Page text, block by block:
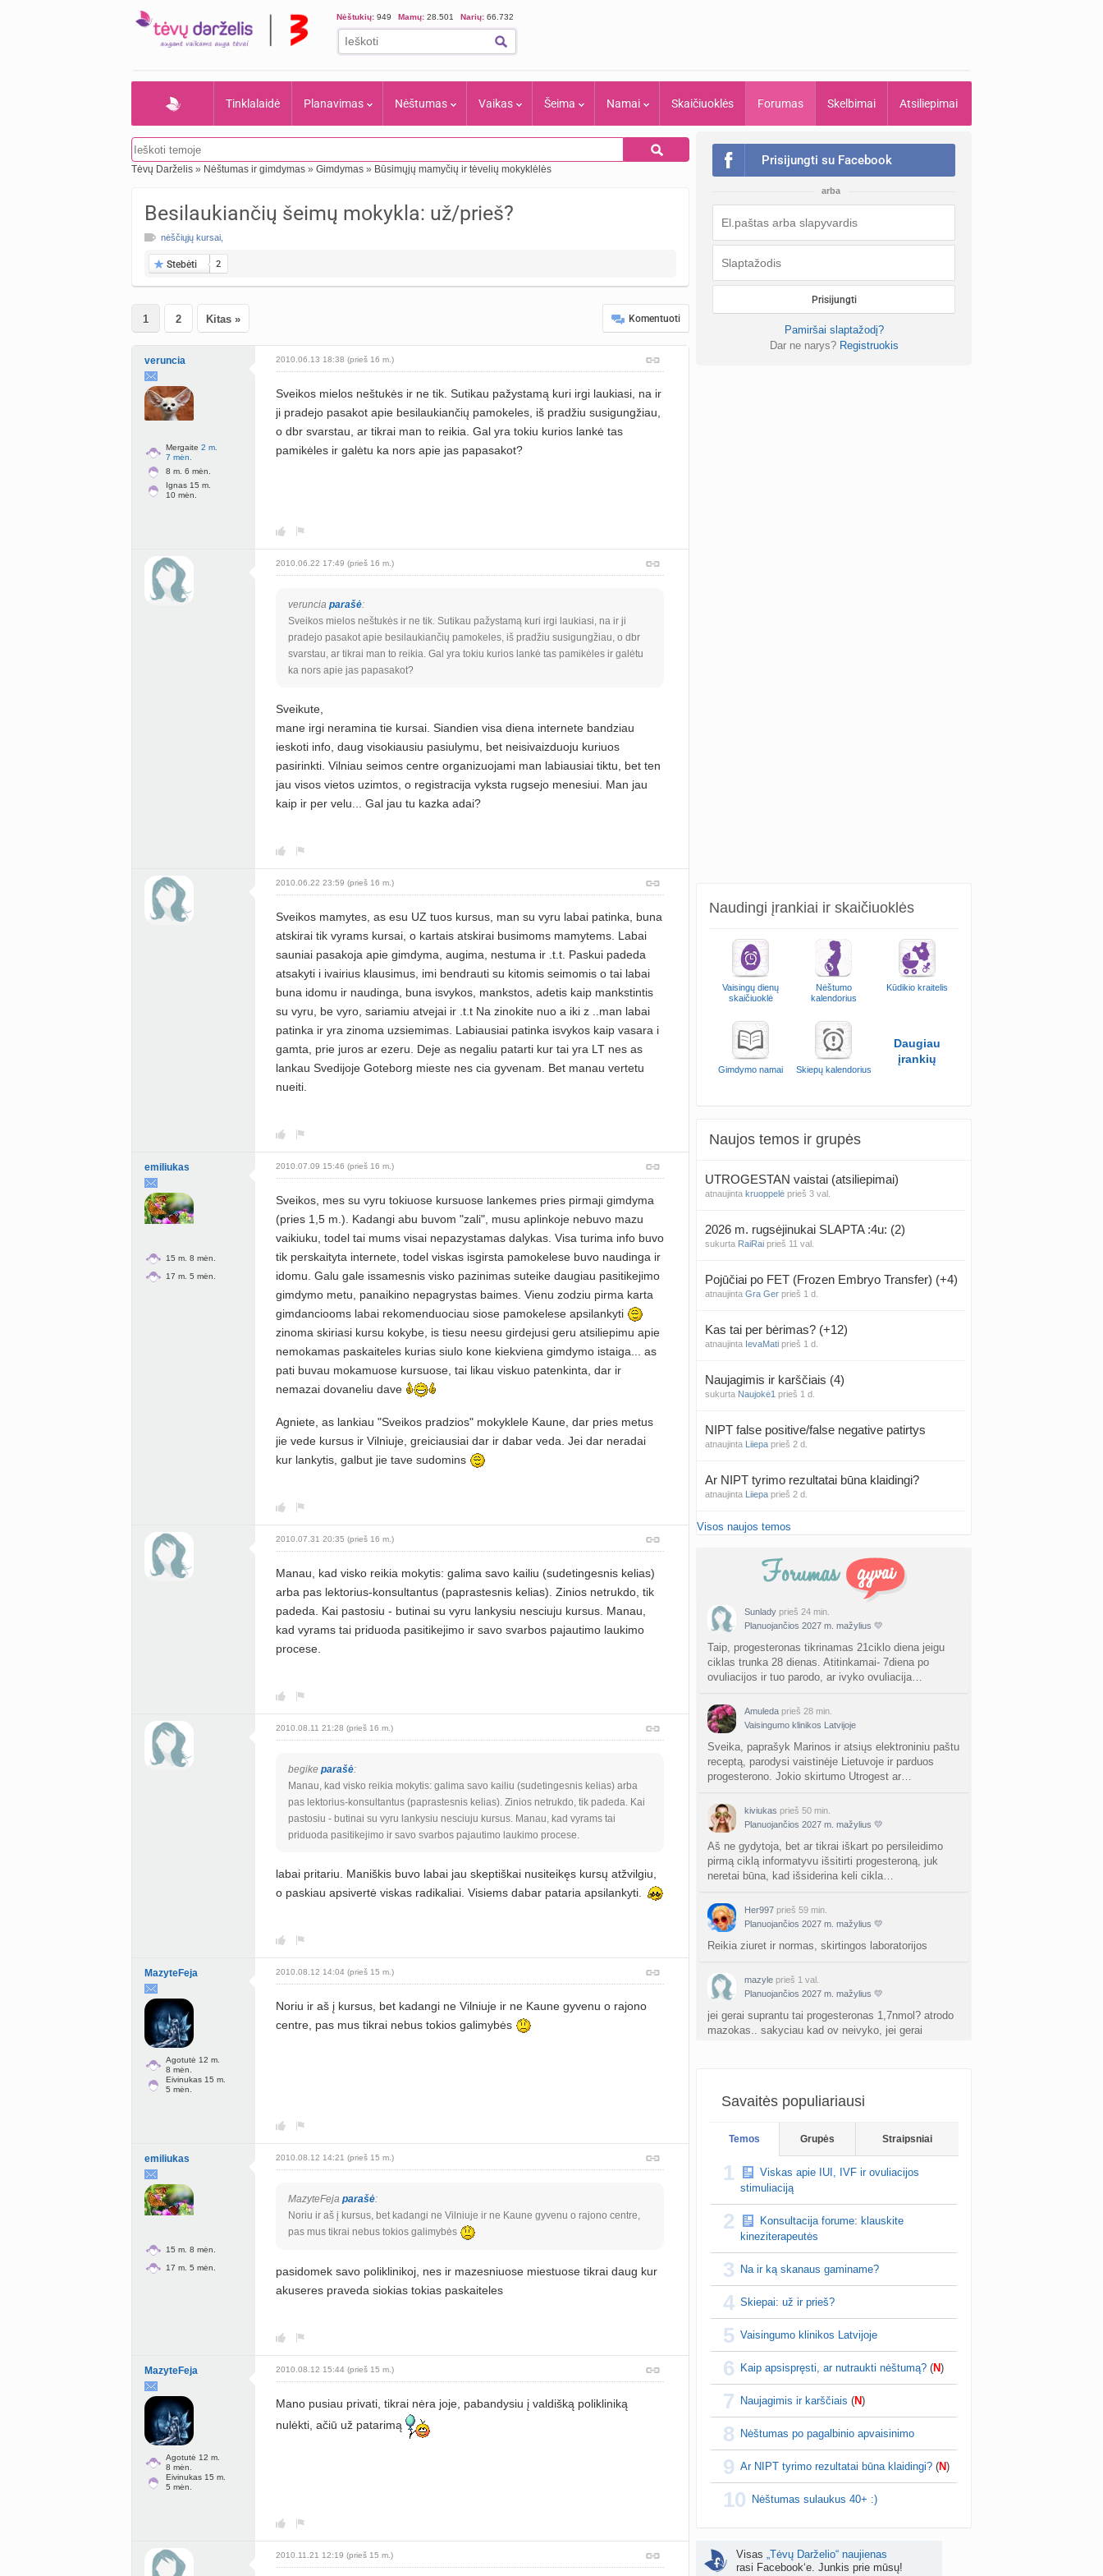
Nėštukių: 949 Mamų: 28.501 Narių: 66.732
Tinklalaidė Planavimas Nėštumas Vaikas Šeima Namai Skaičiuoklės Forumas Skelbimai Atsiliepimai
Tėvų Darželis » Nėštumas ir gimdymas » Gimdymas » Būsimųjų mamyčių ir tėvelių mokyklėlės
Besilaukiančių šeimų mokykla: už/prieš?
nėščiųjų kursai
Stebėti 2
1 2 Kitas » Komentuoti
veruncia
Mergaite 2 m.
7 mėn.
8 m. 6 mėn.
Ignas 15 m.
10 mėn.
2010.06.13 18:38 (prieš 16 m.)
Sveikos mielos neštukės ir ne tik. Sutikau pažystamą kuri irgi laukiasi, na ir
ji pradejo pasakot apie besilaukiančių pamokeles, iš pradžiu susigungžiau,
o dbr svarstau, ar tikrai man to reikia. Gal yra tokiu kurios lankė tas
pamikėles ir galėtu ka nors apie jas papasakot?
2010.06.22 17:49 (prieš 16 m.)
veruncia parašė:
Sveikos mielos neštukės ir ne tik. Sutikau pažystamą kuri irgi laukiasi, na ir ji
pradejo pasakot apie besilaukiančių pamokeles, iš pradžiu susigungžiau, o dbr
svarstau, ar tikrai man to reikia. Gal yra tokiu kurios lankė tas pamikėles ir galėtu
ka nors apie jas papasakot?
Sveikute,
mane irgi neramina tie kursai. Siandien visa diena internete bandziau
ieskoti info, daug visokiausiu pasiulymu, bet neisivaizduoju kuriuos
pasirinkti. Vilniau seimos centre organizuojami man labiausiai tiktu, bet ten
jau visos vietos uzimtos, o registracija vyksta rugsejo menesiui. Man jau
kaip ir per velu... Gal jau tu kazka adai?
2010.06.22 23:59 (prieš 16 m.)
Sveikos mamytes, as esu UZ tuos kursus, man su vyru labai patinka, buna
atskirai tik vyrams kursai, o kartais atskirai busimoms mamytems. Labai
sauniai pasakoja apie gimdyma, augima, nestuma ir .t.t. Paskui padeda
atsakyti i ivairius klausimus, imi bendrauti su kitomis seimomis o tai labai
buna idomu ir naudinga, buna isvykos, mankstos, adetis kaip mankstintis
su vyru, be vyro, sariamiu atvejai ir .t.t Na zinokite nuo a iki z ..man labai
patinka ir yra zinoma uzsiemimas. Labiausiai patinka isvykos kaip vasara i
gamta, prie juros ar ezeru. Deje as negaliu patarti kur tai yra LT nes as
lankau Svedijoje Goteborg mieste nes cia gyvenam. Bet manau vertetu
nueiti.
emiliukas
15 m. 8 mėn.
17 m. 5 mėn.
2010.07.09 15:46 (prieš 16 m.)
Sveikos, mes su vyru tokiuose kursuose lankemes pries pirmaji gimdyma
(pries 1,5 m.). Kadangi abu buvom "zali", musu aplinkoje nebuvo mazu
vaikiuku, todel tai mums visai nepazystamas dalykas. Visa turima info buvo
tik perskaityta internete, todel viskas isgirsta pamokelese buvo naudinga ir
idomu. Galu gale issamesnis visko pazinimas suteike daugiau pasitikejimo
gimdymo metu, panaikino nepagrystas baimes. Vienu zodziu pirma karta
gimdanciooms labai rekomenduociau siose pamokelese apsilankyti
zinoma skiriasi kursu kokybe, is tiesu neesu girdejusi geru atsiliepimu apie
nemokamas paskaiteles kurias siulo kone kiekviena gimdymo istaiga... as
pati buvau mokamuose kursuose, tai likau viskuo patenkinta, dar ir
nemazai dovaneliu dave
Agniete, as lankiau "Sveikos pradzios" mokyklele Kaune, dar pries metus
jie vede kursus ir Vilniuje, greiciausiai dar ir dabar veda. Jei dar neradai
kur lankytis, galbut jie tave sudomins
2010.07.31 20:35 (prieš 16 m.)
Manau, kad visko reikia mokytis: galima savo kailiu (sudetingesnis kelias)
arba pas lektorius-konsultantus (paprastesnis kelias). Zinios netrukdo, tik
padeda. Kai pastosiu - butinai su vyru lankysiu nesciuju kursus. Manau,
kad vyrams tai priduoda pasitikejimo ir savo svarbos pajautimo laukimo
procese.
2010.08.11 21:28 (prieš 16 m.)
begike parašė:
Manau, kad visko reikia mokytis: galima savo kailiu (sudetingesnis kelias) arba
pas lektorius-konsultantus (paprastesnis kelias). Zinios netrukdo, tik padeda. Kai
pastosiu - butinai su vyru lankysiu nesciuju kursus. Manau, kad vyrams tai
priduoda pasitikejimo ir savo svarbos pajautimo laukimo procese.
labai pritariu. Maniškis buvo labai jau skeptiškai nusiteikęs kursų atžvilgiu,
o paskiau apsivertė viskas radikaliai. Visiems dabar pataria apsilankyti.
MazyteFeja
Agotutė 12 m.
8 mėn.
Eivinukas 15 m.
5 mėn.
2010.08.12 14:04 (prieš 15 m.)
Noriu ir aš į kursus, bet kadangi ne Vilniuje ir ne Kaune gyvenu o rajono
centre, pas mus tikrai nebus tokios galimybės
emiliukas
15 m. 8 mėn.
17 m. 5 mėn.
2010.08.12 14:21 (prieš 15 m.)
MazyteFeja parašė:
Noriu ir aš į kursus, bet kadangi ne Vilniuje ir ne Kaune gyvenu o rajono centre,
pas mus tikrai nebus tokios galimybės
pasidomek savo poliklinikoj, nes ir mazesniuose miestuose tikrai daug kur
akuseres praveda siokias tokias paskaiteles
MazyteFeja
Agotutė 12 m.
8 mėn.
Eivinukas 15 m.
5 mėn.
2010.08.12 15:44 (prieš 15 m.)
Mano pusiau privati, tikrai nėra joje, pabandysiu į valdišką polikliniką
nulėkti, ačiū už patarimą
2010.11.21 12:19 (prieš 15 m.)
Prisijungti su Facebook
arba
Prisijungti
Pamiršai slaptažodį?
Dar ne narys? Registruokis
Naudingi įrankiai ir skaičiuoklės
Vaisingų dienų
skaičiuoklė
Nėštumo
kalendorius
Kūdikio kraitelis
Gimdymo namai Skiepų kalendorius
Daugiau
įrankių
Naujos temos ir grupės
UTROGESTAN vaistai (atsiliepimai)
atnaujinta kruoppelė prieš 3 val.
2026 m. rugsėjinukai SLAPTA :4u: (2)
sukurta RaiRai prieš 11 val.
Pojūčiai po FET (Frozen Embryo Transfer) (+4)
atnaujinta Gra Ger prieš 1 d.
Kas tai per bėrimas? (+12)
atnaujinta IevaMati prieš 1 d.
Naujagimis ir karščiais (4)
sukurta Naujokė1 prieš 1 d.
NIPT false positive/false negative patirtys
atnaujinta Liiepa prieš 2 d.
Ar NIPT tyrimo rezultatai būna klaidingi?
atnaujinta Liiepa prieš 2 d.
2027 Vasario mėnesio mažyliai
Traumatologai Šiauliuose (2)
Čakru valymas
sukurtasiksnyteee prieš 2 d.
Kęstutis Šklėrius
Kovo mėnesio dvyniai
sukurtaAgnieskaAdele prieš 2 d.
Anužis Jonas
Valdorfo mokyklos
sukurta babarikė prieš 3 d.
Gražiausi, rečiausi berniukų vardai :)
Crinone gelio (progesterono) naudojimas
atnaujintaAgne.baronaite prieš 3 d.
Perspėjimas dėl pardavėjo „Mantvis“
sukurta Soliaris73 prieš 3 d.
atnaujinta Šviesa777 prieš 3 d.
Gijimas po hemorojaus operacijos
atnaujintaRasa Gal prieš 4 d.
ŽPV (žmogaus papilomos virusas) (+3)
Svaja1234 prieš 4 d.
TD asistentė
Dažniausi klausimai apie cezario pjūvį (+2)
atnaujintaVeronika99 prieš 5 d.
lytinis brendimas (3)
sukurta
TD testuotojos! (bendra tema)
atnaujinta Karlitele prieš 5 d.
vaiko drabuziai (2)
Privatumo ribos (11)
sukurtadanguolyte prieš 5 d.
Gelis „Anaftin® Baby“ dygstant dantukams (atsiliepimai) (4)
Visos naujos temos
Sunlady prieš 24 min.
Planuojančios 2027 m. mažylius 💛
Taip, progesteronas tikrinamas 21ciklo diena jeigu
ciklas trunka 28 dienas. Atitinkamai- 7diena po
ovuliacijos ir tuo parodo, ar ivyko ovuliacija…
Amuleda prieš 28 min.
Vaisingumo klinikos Latvijoje
Sveika, paprašyk Marinos ir atsiųs elektroniniu paštu
receptą, parodysi vaistinėje Lietuvoje ir parduos
progesterono. Jokio skirtumo Utrogest ar…
kiviukas prieš 50 min.
Planuojančios 2027 m. mažylius 💛
Aš ne gydytoja, bet ar tikrai iškart po persileidimo
pirmą ciklą informatyvu išsitirti progesteroną, juk
neretai būna, kad išsiderina keli cikla…
Her997 prieš 59 min.
Planuojančios 2027 m. mažylius 💛
Reikia ziuret ir normas, skirtingos laboratorijos
mazyle prieš 1 val.
Planuojančios 2027 m. mažylius 💛
jei gerai suprantu tai progesteronas 1,7nmol? atrodo
mazokas.. sakyciau kad ov neivyko, jei gerai
Savaitės populiariausi
Temos Grupės Straipsniai
1
Viskas apie IUI, IVF ir ovuliacijos
stimuliaciją
2
Konsultacija forume: klauskite
kineziterapeutės
3 Na ir ką skanaus gaminame?
4 Skiepai: už ir prieš?
5 Vaisingumo klinikos Latvijoje
6 Kaip apsispręsti, ar nutraukti nėštumą? (N)
7 Naujagimis ir karščiais (N)
8 Nėštumas po pagalbinio apvaisinimo
9 Ar NIPT tyrimo rezultatai būna klaidingi? (N)
10 Nėštumas sulaukus 40+ :)
Visas „Tėvų Darželio“ naujienas
rasi Facebook‘e. Junkis prie mūsų!